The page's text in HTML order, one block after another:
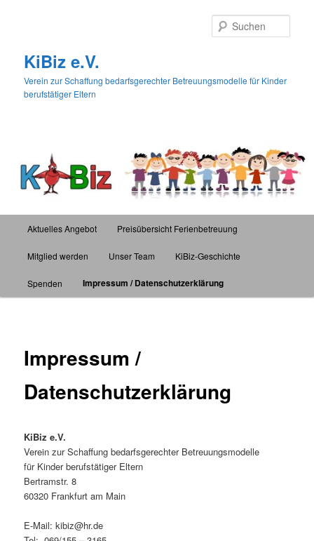
KiBiz e.V.
Verein zur Schaffung bedarfsgerechter Betreuungsmodelle für Kinder
berufstätiger Eltern
Aktuelles Angebot Preisübersicht Ferienbetreuung
Mitglied werden Unser Team KiBiz-Geschichte
Spenden Impressum / Datenschutzerklärung
Impressum /
Datenschutzerklärung
KiBiz e.V.
Verein zur Schaffung bedarfsgerechter Betreuungsmodelle
für Kinder berufstätiger Eltern
Bertramstr. 8
60320 Frankfurt am Main
E-Mail: kibiz@hr.de